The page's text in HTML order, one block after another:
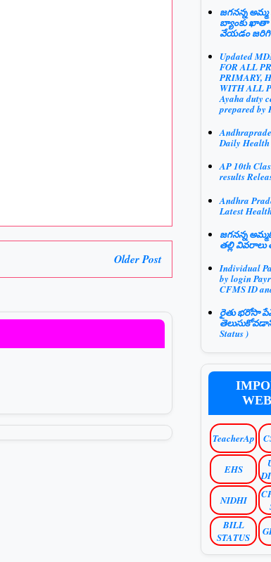
Older Post
జగనన్న
బ్యాంకు ఖాతా
వేయడం
Updated
FOR ALL
PRIMARY,
WITH ALL
Ayaha duty
prepared by
Daily Health
AP 10th
results
Andhra
Latest
జగనన్న
తల్లి వివరాలు
Individual
by login
CFMS ID
రైతు భరోసా
Status )
TeacherAp
EHS
NIDHI
BILL
STATUS